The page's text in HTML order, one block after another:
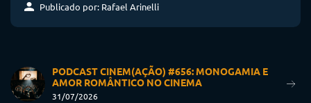
Publicado por: Rafael Arinelli
PODCAST CINEM(AÇÃO) #656: MONOGAMIA E
AMOR ROMÂNTICO NO CINEMA
31/07/2026